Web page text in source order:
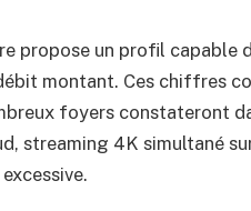
propose un profil capable
montant. Ces chiffres
foyers constateront
streaming 4K simultané